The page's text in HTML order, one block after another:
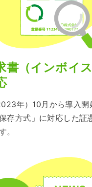
書（インボイ
年）10月から導入開
存方式」に対応した証
。